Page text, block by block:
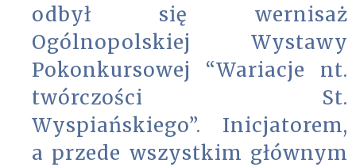
odbył się wernisaż
Ogólnopolskiej Wystawy
Pokonkursowej “Wariacje nt.
twórczości St.
Wyspiańskiego”. Inicjatorem,
a przede wszystkim głównym